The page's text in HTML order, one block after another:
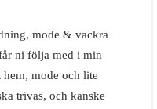
mode & vackra
ni följa med i min
mode och lite
trivas, och kanske